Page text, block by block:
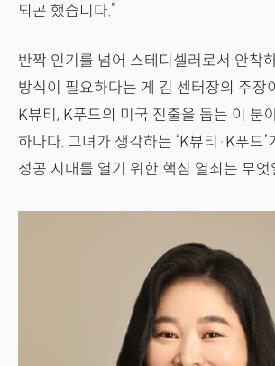
되곤 했습니다.”
반짝 인기를 넘어 스테디셀러로서 안착
방식이 필요하다는 게 김 센터장의 주장
K뷰티, K푸드의 미국 진출을 돕는 이 분
하나다. 그녀가 생각하는 ‘K뷰티·K푸드’
성공 시대를 열기 위한 핵심 열쇠는 무엇